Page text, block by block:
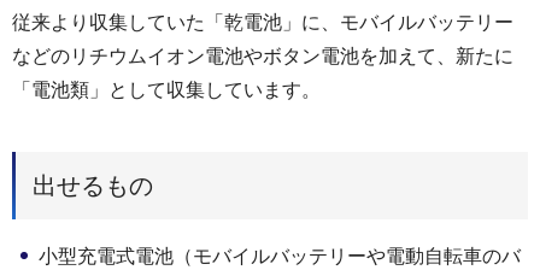
従来より収集していた「乾電池」に、モバイルバッテリー
などのリチウムイオン電池やボタン電池を加えて、新たに
「電池類」として収集しています。
出せるもの
小型充電式電池（モバイルバッテリーや電動自転車のバ